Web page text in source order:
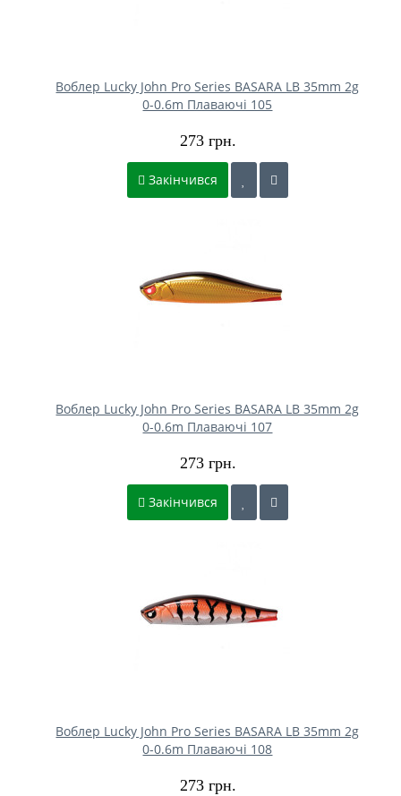
Воблер Lucky John Pro Series BASARA LB 35mm 2g
0-0.6m Плаваючі 105
273 грн.
Закінчився
Воблер Lucky John Pro Series BASARA LB 35mm 2g
0-0.6m Плаваючі 107
273 грн.
Закінчився
Воблер Lucky John Pro Series BASARA LB 35mm 2g
0-0.6m Плаваючі 108
273 грн.